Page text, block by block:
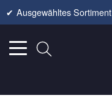
✔ Ausgewähltes Sortiment